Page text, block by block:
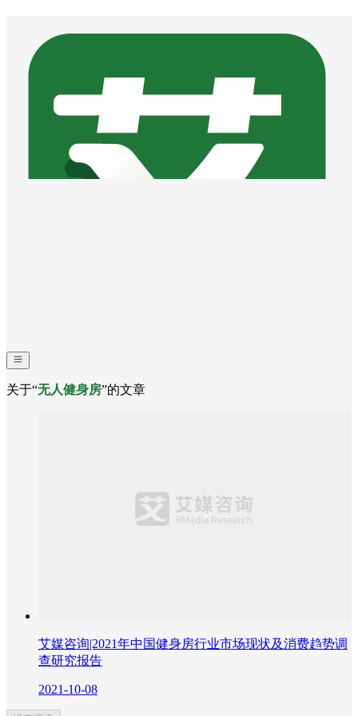
关于“无人健身房”的文章
艾媒咨询|2021年中国健身房行业市场现状及消费趋势调
查研究报告
2021-10-08